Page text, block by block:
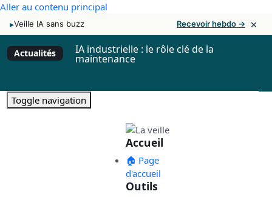
Aller au contenu principal
▸Veille IA sans buzz Recevoir hebdo → ×
Actualités IA industrielle : le rôle clé de la
maintenance
Toggle navigation
Accueil
🏠 Page
d'accueil
Outils